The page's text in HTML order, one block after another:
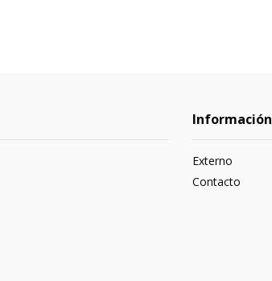
Información
Externo
Contacto